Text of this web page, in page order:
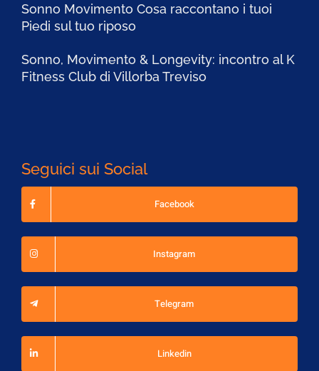
Sonno Movimento Cosa raccontano i tuoi
Piedi sul tuo riposo
Sonno, Movimento & Longevity: incontro al K
Fitness Club di Villorba Treviso
Seguici sui Social
Facebook
Instagram
Telegram
Linkedin